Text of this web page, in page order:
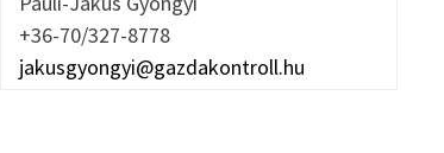
+36-70/327-8778
jakusgyongyi@gazdakontroll.hu